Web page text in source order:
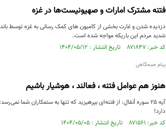
فتنه مشترک امارات و صهیونیست‌ها در غزه
دزدیده شدن و غارت بخشی از کامیون‌ های کمک‌ رسانی به غزه توسط
شدید مردم این باریکه مواجه شده است.
کد خبر: ۸۷۱۸۴۷ تاریخ انتشار : ۱۴۰۴/۰۵/۱۲
پیام صبحگاهی
هنوز هم عوامل فتنه ، فعالند ، هوشیار باشیم
آیه ۲۵ سوره أنفال: از فتنه‌ای بپرهیزید که تنها به ستمکاران شما
دارد!
کد خبر: ۸۷۱۵۶۱ تاریخ انتشار : ۱۴۰۴/۰۵/۰۵